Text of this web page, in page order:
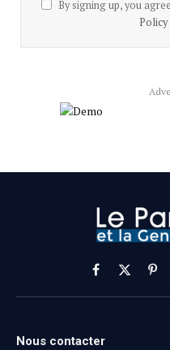
By signing up, you
Policy
Facebook
X
(Twitter)
Nous contacter